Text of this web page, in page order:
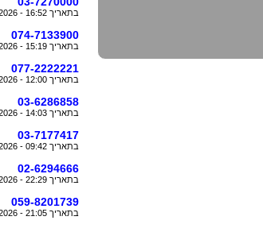
בתאריך 16:52 - 5/7/2026
074-7133900
בתאריך 15:19 - 5/7/2026
077-2222221
בתאריך 12:00 - 5/7/2026
03-6286858
בתאריך 14:03 - 2/7/2026
03-7177417
בתאריך 09:42 - 2/7/2026
02-6294666
בתאריך 22:29 - 1/7/2026
059-8201739
בתאריך 21:05 - 1/7/2026